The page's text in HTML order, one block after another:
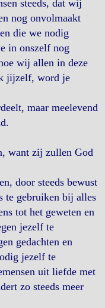
steeds, dat wij
nog onvolmaakt
die we nodig
in onszelf nog
wij allen in deze
jijzelf, word je
maar meelevend
want zij zullen God
door steeds bewust
te gebruiken bij alles
tot het geweten en
jezelf te
gedachten en
jezelf te
uit liefde met
zo steeds meer